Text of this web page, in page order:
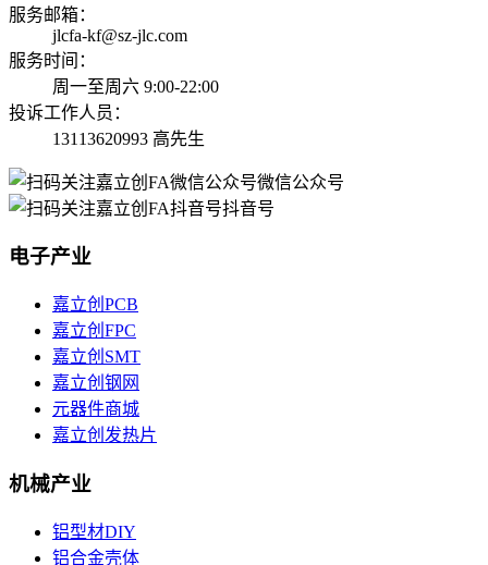
服务邮箱：
jlcfa-kf@sz-jlc.com
服务时间：
周一至周六 9:00-22:00
投诉工作人员：
13113620993 高先生
微信公众号
抖音号
电子产业
嘉立创PCB
嘉立创FPC
嘉立创SMT
嘉立创钢网
元器件商城
嘉立创发热片
机械产业
铝型材DIY
铝合金壳体